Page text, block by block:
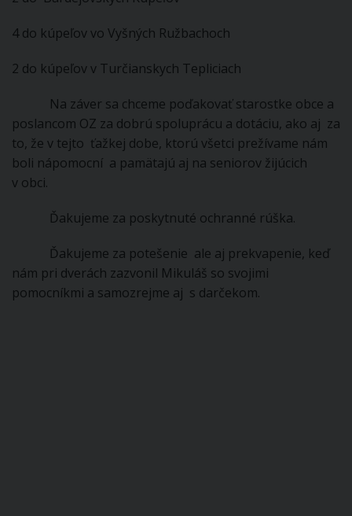
4 do kúpeľov vo Vyšných Ružbachoch
2 do kúpeľov v Turčianskych Tepliciach
Na záver sa chceme poďakovať starostke obce a
poslancom OZ za dobrú spoluprácu a dotáciu, ako aj za
to, že v tejto ťažkej dobe, ktorú všetci prežívame nám
boli nápomocní a pamätajú aj na seniorov žijúcich
v obci.
Ďakujeme za poskytnuté ochranné rúška.
Ďakujeme za potešenie ale aj prekvapenie, keď
nám pri dverách zazvonil Mikuláš so svojimi
pomocníkmi a samozrejme aj s darčekom.